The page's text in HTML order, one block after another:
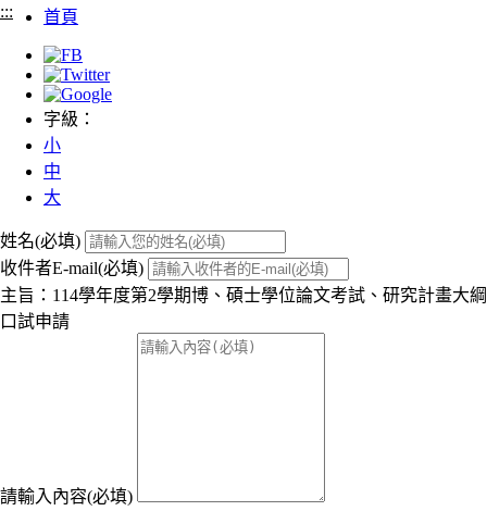
::: 首頁
字級：
小
中
大
姓名(必填)
收件者E-mail(必填)
主旨：​​114學年度第2學期博、碩士學位論文考試、研究計畫大綱
口試申請
請輸入內容(必填)